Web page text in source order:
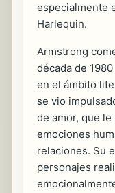
especialmente
Harlequin.
Armstrong
década de
en el ámbito
se vio
de amor, que
emociones
relaciones. Su
personajes